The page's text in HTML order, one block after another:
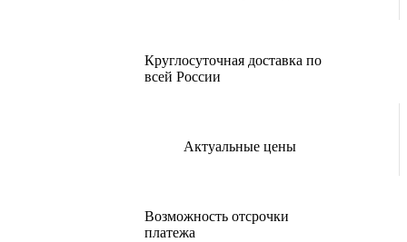
Круглосуточная доставка по
всей России
Актуальные цены
Возможность отсрочки
платежа